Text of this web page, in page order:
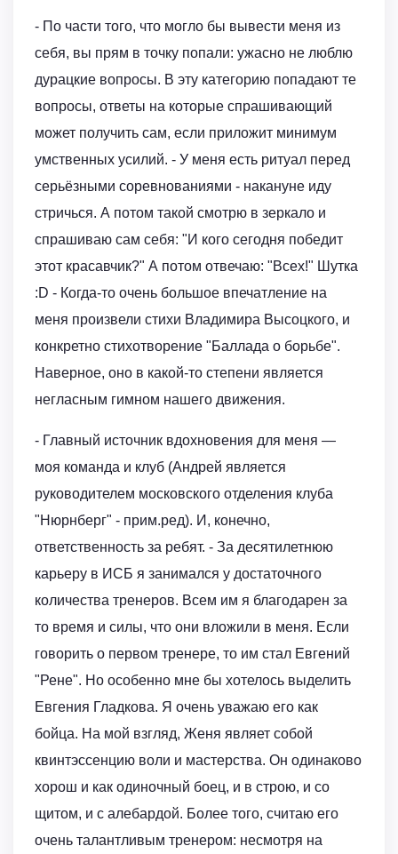
- По части того, что могло бы вывести меня из
себя, вы прям в точку попали: ужасно не люблю
дурацкие вопросы. В эту категорию попадают те
вопросы, ответы на которые спрашивающий
может получить сам, если приложит минимум
умственных усилий. - У меня есть ритуал перед
серьёзными соревнованиями - накануне иду
стричься. А потом такой смотрю в зеркало и
спрашиваю сам себя: "И кого сегодня победит
этот красавчик?" А потом отвечаю: "Всех!" Шутка
:D - Когда-то очень большое впечатление на
меня произвели стихи Владимира Высоцкого, и
конкретно стихотворение "Баллада о борьбе".
Наверное, оно в какой-то степени является
негласным гимном нашего движения.
- Главный источник вдохновения для меня —
моя команда и клуб (Андрей является
руководителем московского отделения клуба
"Нюрнберг" - прим.ред). И, конечно,
ответственность за ребят. - За десятилетнюю
карьеру в ИСБ я занимался у достаточного
количества тренеров. Всем им я благодарен за
то время и силы, что они вложили в меня. Если
говорить о первом тренере, то им стал Евгений
"Рене". Но особенно мне бы хотелось выделить
Евгения Гладкова. Я очень уважаю его как
бойца. На мой взгляд, Женя являет собой
квинтэссенцию воли и мастерства. Он одинаково
хорош и как одиночный боец, и в строю, и со
щитом, и с алебардой. Более того, считаю его
очень талантливым тренером: несмотря на